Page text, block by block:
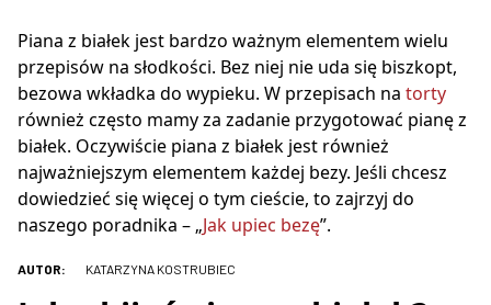
Piana z białek jest bardzo ważnym elementem wielu
przepisów na słodkości. Bez niej nie uda się biszkopt,
bezowa wkładka do wypieku. W przepisach na torty
również często mamy za zadanie przygotować pianę z
białek. Oczywiście piana z białek jest również
najważniejszym elementem każdej bezy. Jeśli chcesz
dowiedzieć się więcej o tym cieście, to zajrzyj do
naszego poradnika – „Jak upiec bezę”.
AUTOR: KATARZYNA KOSTRUBIEC